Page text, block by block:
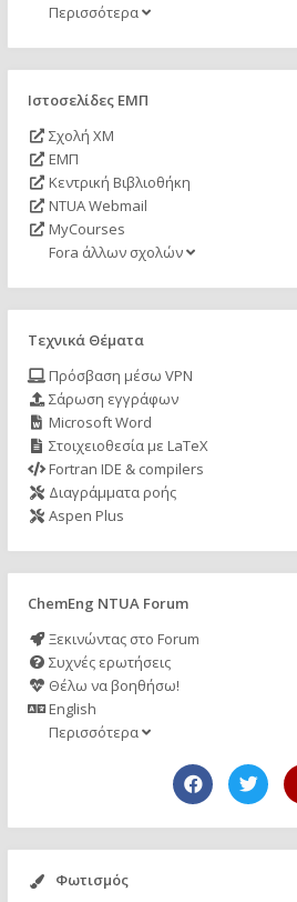
Περισσότερα
Ιστοσελίδες ΕΜΠ
Σχολή ΧΜ
ΕΜΠ
Κεντρική Βιβλιοθήκη
NTUA Webmail
MyCourses
Fora άλλων σχολών
Τεχνικά Θέματα
Πρόσβαση μέσω VPN
Σάρωση εγγράφων
Microsoft Word
Στοιχειοθεσία με LaTeX
Fortran IDE & compilers
Διαγράμματα ροής
Aspen Plus
ChemEng NTUA Forum
Ξεκινώντας στο Forum
Συχνές ερωτήσεις
Θέλω να βοηθήσω!
English
Περισσότερα
Φωτισμός